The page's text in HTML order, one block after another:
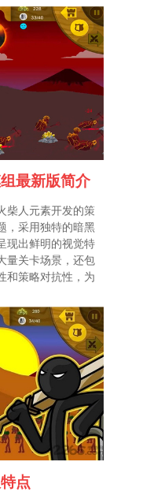
最新版简介
柴人元素开发的策
，采用独特的暗黑
现出鲜明的视觉特
量关卡场景，还包
和策略对抗性，为
点